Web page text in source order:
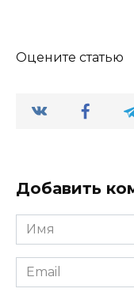
Оцените статью
Добавить
Имя
*
Email
*